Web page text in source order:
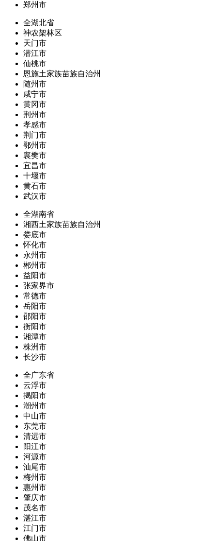
郑州市
全湖北省
神农架林区
天门市
潜江市
仙桃市
恩施土家族苗族自治州
随州市
咸宁市
黄冈市
荆州市
孝感市
荆门市
鄂州市
襄樊市
宜昌市
十堰市
黄石市
武汉市
全湖南省
湘西土家族苗族自治州
娄底市
怀化市
永州市
郴州市
益阳市
张家界市
常德市
岳阳市
邵阳市
衡阳市
湘潭市
株洲市
长沙市
全广东省
云浮市
揭阳市
潮州市
中山市
东莞市
清远市
阳江市
河源市
汕尾市
梅州市
惠州市
肇庆市
茂名市
湛江市
江门市
佛山市